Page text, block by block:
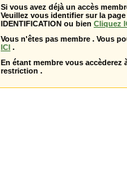
Si vous avez déjà un accès
Veuillez vous identifier sur la
IDENTIFICATION ou bien Cliquez
Vous n'êtes pas membre . Vous
ICI .
En étant membre vous accèderez
restriction .